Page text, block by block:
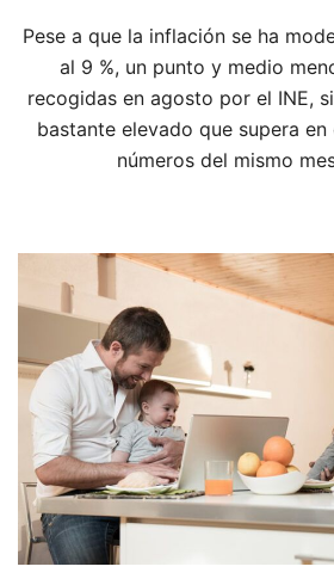
Pese a que la inflación se ha
al 9 %, un punto y medio
recogidas en agosto por el INE,
bastante elevado que supera
números del mismo